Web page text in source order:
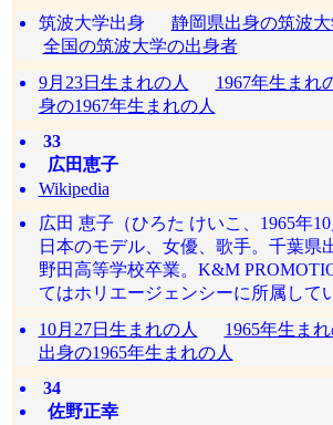
筑波大学出身 静岡県出身の筑波
全国の筑波大学の出身者
9月23日生まれの人
1967年生まれ
身の1967年生まれの人
33
広田恵子
Wikipedia
広田 恵子（ひろた けいこ、1965年10
日本のモデル、女優、歌手。千葉県
野田高等学校卒業。K&M
てはホリエージェンシーに所属して
10月27日生まれの人
1965年生まれ
出身の1965年生まれの人
34
佐野正幸